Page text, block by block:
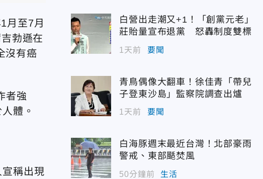
月至7月
勃遜在
沒有癌
者強
體。
稱出現
白營出走潮又+1！「創黨元老」
莊貽量宣布退黨 怒轟制度雙標
1天前 要聞
青鳥偶像大翻車！徐佳青「帶兒
子登東沙島」監察院調查出爐
1天前 要聞
白海豚週末最近台灣！北部豪雨
警戒、東部颳焚風
50分鐘前 生活